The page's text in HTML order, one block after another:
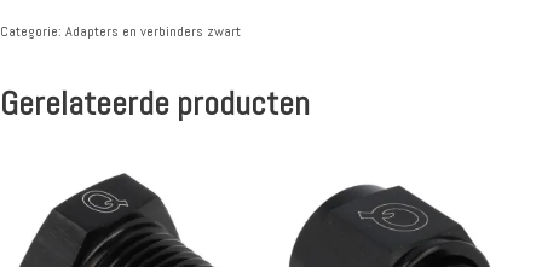
Categorie: Adapters en verbinders zwart
Gerelateerde producten